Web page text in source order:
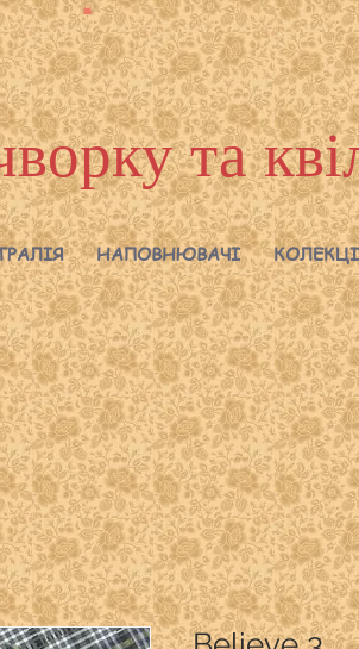
та
НАПОВНЮВАЧІ